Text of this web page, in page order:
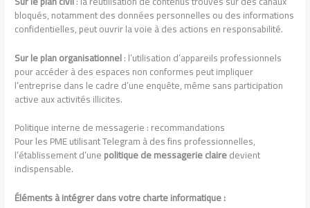
bloqués, notamment des données personnelles ou des informations
confidentielles, peut ouvrir la voie à des actions en responsabilité.
Sur le plan organisationnel: l’utilisation d’appareils professionnels
pour accéder à des espaces non conformes peut impliquer
l’entreprise dans le cadre d’une enquête, même sans participation
active aux activités illicites.
Politique interne de messagerie : recommandations
Pour les PME utilisant Telegram à des fins professionnelles,
l’établissement d’unepolitique de messagerie clairedevient
indispensable.
Éléments à intégrer dans votre charte informatique :